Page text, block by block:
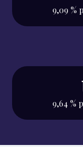
9,09 %
9,64 %